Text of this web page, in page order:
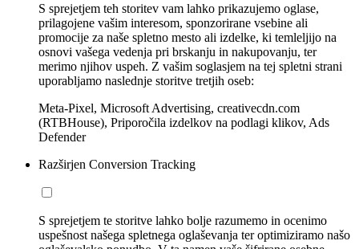
S sprejetjem teh storitev vam lahko prikazujemo oglase,
prilagojene vašim interesom, sponzorirane vsebine ali
promocije za naše spletno mesto ali izdelke, ki temleljijo na
osnovi vašega vedenja pri brskanju in nakupovanju, ter
merimo njihov uspeh. Z vašim soglasjem na tej spletni strani
uporabljamo naslednje storitve tretjih oseb:
Meta-Pixel, Microsoft Advertising, creativecdn.com
(RTBHouse), Priporočila izdelkov na podlagi klikov, Ads
Defender
Razširjen Conversion Tracking
S sprejetjem te storitve lahko bolje razumemo in ocenimo
uspešnost našega spletnega oglaševanja ter optimiziramo našo